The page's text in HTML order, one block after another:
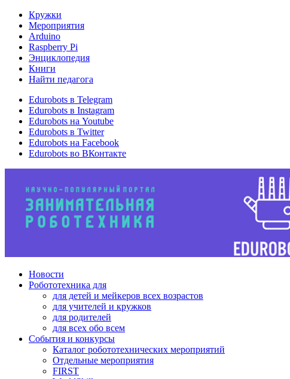
Кружки
Мероприятия
Arduino
Raspberry Pi
Энциклопедия
Книги
Найти педагога
Edurobots в Telegram
Edurobots в Instagram
Edurobots на Youtube
Edurobots в Twitter
Edurobots на Facebook
Edurobots во ВКонтакте
Новости
Робототехника для
для детей и мейкеров всех возрастов
для учителей и кружков
для родителей
для всех обо всем
События и конкурсы
Каталог робототехнических мероприятий
Отдельные мероприятия
FIRST